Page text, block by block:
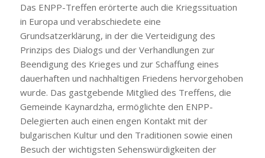
Das ENPP-Treffen erörterte auch die Kriegssituation
in Europa und verabschiedete eine
Grundsatzerklärung, in der die Verteidigung des
Prinzips des Dialogs und der Verhandlungen zur
Beendigung des Krieges und zur Schaffung eines
dauerhaften und nachhaltigen Friedens hervorgehoben
wurde. Das gastgebende Mitglied des Treffens, die
Gemeinde Kaynardzha, ermöglichte den ENPP-
Delegierten auch einen engen Kontakt mit der
bulgarischen Kultur und den Traditionen sowie einen
Besuch der wichtigsten Sehenswürdigkeiten der